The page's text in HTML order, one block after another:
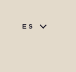
ES